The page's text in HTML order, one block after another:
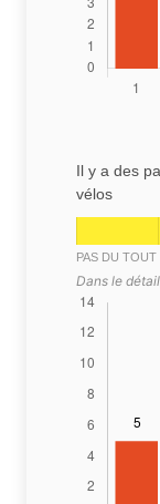
Il y a des
vélos
PAS DU TOUT
Dans le